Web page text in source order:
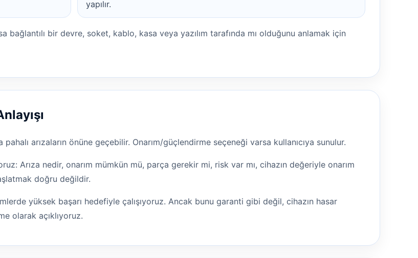
yapılır.
bağlantılı bir devre, soket, kablo, kasa veya yazılım tarafında mı olduğunu anlamak için
arızaların önüne geçebilir. Onarım/güçlendirme seçeneği varsa kullanıcıya sunulur.
Arıza nedir, onarım mümkün mü, parça gerekir mi, risk var mı, cihazın değeriyle onarım
doğru değildir.
yüksek başarı hedefiyle çalışıyoruz. Ancak bunu garanti gibi değil, cihazın hasar
olarak açıklıyoruz.